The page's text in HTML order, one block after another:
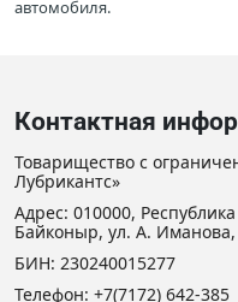
автомобиля.
Контактная
Товарищество с
Лубрикантс»
Адрес: 010000,
Байконыр, ул. А.
БИН: 230240015277
Телефон: +7(7172) 642-385